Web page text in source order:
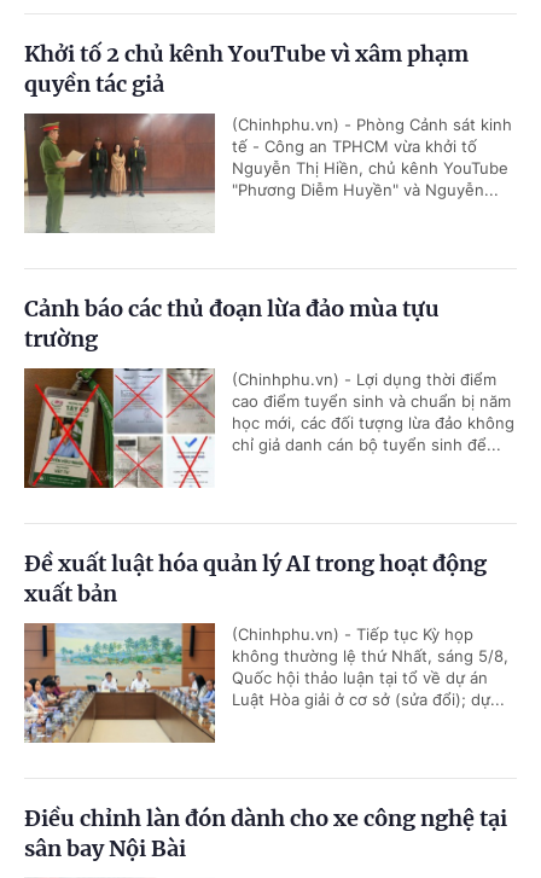
Khởi tố 2 chủ kênh YouTube vì xâm phạm
quyền tác giả
(Chinhphu.vn) - Phòng Cảnh sát kinh
tế - Công an TPHCM vừa khởi tố
Nguyễn Thị Hiền, chủ kênh YouTube
"Phương Diễm Huyền" và Nguyễn...
Cảnh báo các thủ đoạn lừa đảo mùa tựu
trường
(Chinhphu.vn) - Lợi dụng thời điểm
cao điểm tuyển sinh và chuẩn bị năm
học mới, các đối tượng lừa đảo không
chỉ giả danh cán bộ tuyển sinh để...
Đề xuất luật hóa quản lý AI trong hoạt động
xuất bản
(Chinhphu.vn) - Tiếp tục Kỳ họp
không thường lệ thứ Nhất, sáng 5/8,
Quốc hội thảo luận tại tổ về dự án
Luật Hòa giải ở cơ sở (sửa đổi); dự...
Điều chỉnh làn đón dành cho xe công nghệ tại
sân bay Nội Bài